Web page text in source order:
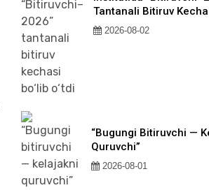
Tantanali Bitiruv
2026-08-02
“Bugungi Bitiruvchi —
Quruvchi”
2026-08-01